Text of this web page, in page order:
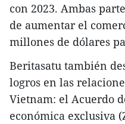
con 2023. Ambas
de aumentar el
millones de dólares
Beritasatu también
logros en las
Vietnam: el Acuerdo
económica exclusiva